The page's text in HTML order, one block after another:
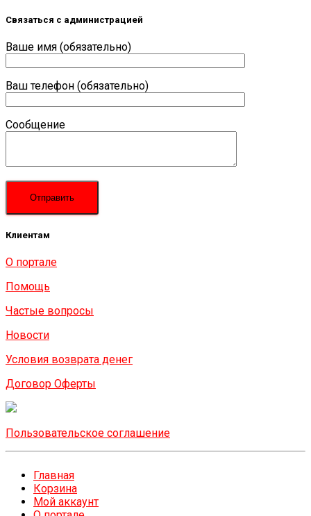
Связаться с администрацией
Ваше имя (обязательно)
Ваш телефон (обязательно)
Сообщение
Клиентам
О портале
Помощь
Частые вопросы
Новости
Условия возврата денег
Договор Оферты
Пользовательское соглашение
Главная
Корзина
Мой аккаунт